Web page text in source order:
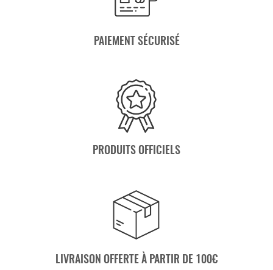
PAIEMENT SÉCURISÉ
PRODUITS OFFICIELS
LIVRAISON OFFERTE À PARTIR DE 100€